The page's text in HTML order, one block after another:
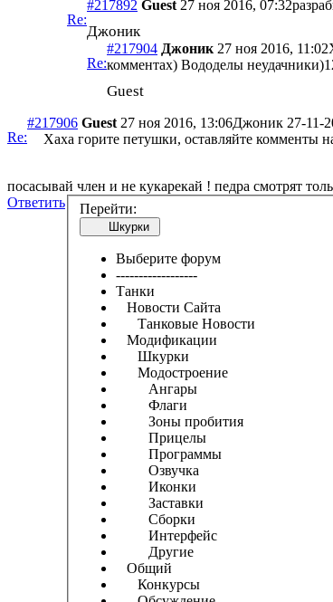
Re:
#217892 Guest 27 ноя 2016, 07:32
Джоник
Re:
#217904 Джоник 27 ноя 2016, 11:02
комментах) Вододелы неудачники)
Guest
Re:
#217906 Guest 27 ноя 2016, 13:06Джоник 27-11-
Хаха горите петушки, оставляйте комменты
посасывай член и не кукарекай ! педра смотрят
Ответить
Перейти:
Шкурки
Выберите форум
------------------
Танки
Новости Сайта
Танковые Новости
Модификации
Шкурки
Модостроение
Ангары
Флаги
Зоны пробития
Прицелы
Программы
Озвучка
Иконки
Заставки
Сборки
Интерфейс
Другие
Общий
Конкурсы